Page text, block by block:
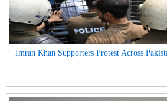
Imran Khan Supporters Protest Across